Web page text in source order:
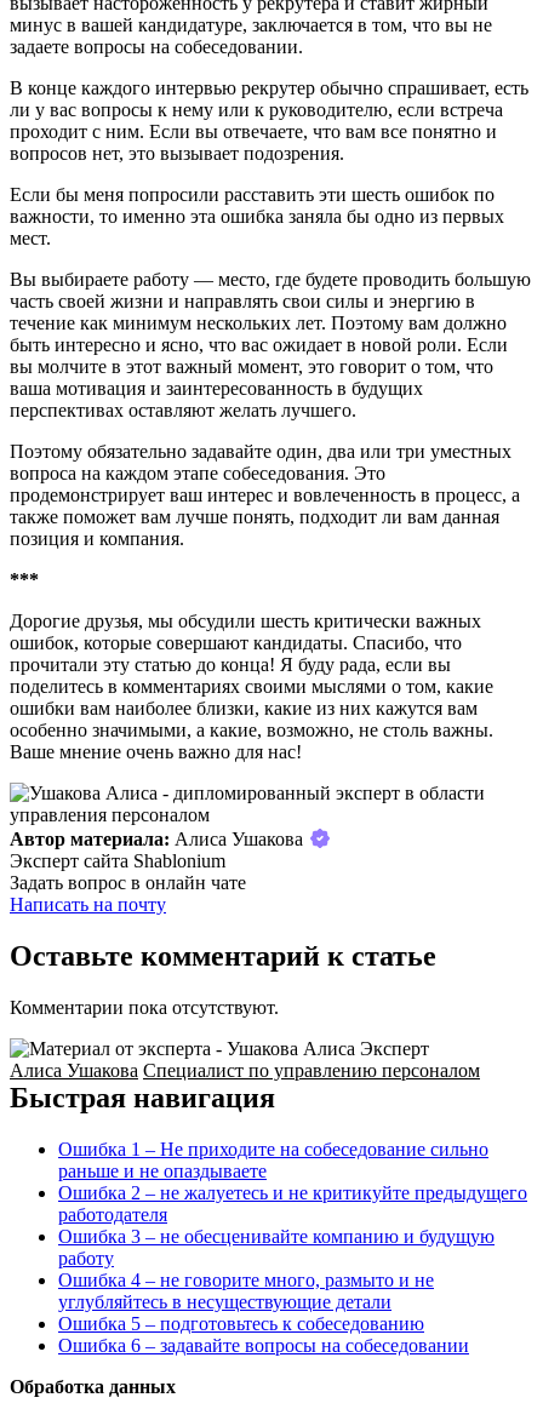
минус в вашей кандидатуре, заключается в том, что вы не
задаете вопросы на собеседовании.
В конце каждого интервью рекрутер обычно спрашивает, есть
ли у вас вопросы к нему или к руководителю, если встреча
проходит с ним. Если вы отвечаете, что вам все понятно и
вопросов нет, это вызывает подозрения.
Если бы меня попросили расставить эти шесть ошибок по
важности, то именно эта ошибка заняла бы одно из первых
мест.
Вы выбираете работу — место, где будете проводить большую
часть своей жизни и направлять свои силы и энергию в
течение как минимум нескольких лет. Поэтому вам должно
быть интересно и ясно, что вас ожидает в новой роли. Если
вы молчите в этот важный момент, это говорит о том, что
ваша мотивация и заинтересованность в будущих
перспективах оставляют желать лучшего.
Поэтому обязательно задавайте один, два или три уместных
вопроса на каждом этапе собеседования. Это
продемонстрирует ваш интерес и вовлеченность в процесс, а
также поможет вам лучше понять, подходит ли вам данная
позиция и компания.
***
Дорогие друзья, мы обсудили шесть критически важных
ошибок, которые совершают кандидаты. Спасибо, что
прочитали эту статью до конца! Я буду рада, если вы
поделитесь в комментариях своими мыслями о том, какие
ошибки вам наиболее близки, какие из них кажутся вам
особенно значимыми, а какие, возможно, не столь важны.
Ваше мнение очень важно для нас!
Автор материала: Алиса Ушакова
Эксперт сайта Shablonium
Задать вопрос в онлайн чате
Написать на почту
Оставьте комментарий к статье
Комментарии пока отсутствуют.
Эксперт
Алиса Ушакова Специалист по управлению персоналом
Быстрая навигация
Ошибка 1 – Не приходите на собеседование сильно
раньше и не опаздываете
Ошибка 2 – не жалуетесь и не критикуйте предыдущего
работодателя
Ошибка 3 – не обесценивайте компанию и будущую
работу
Ошибка 4 – не говорите много, размыто и не
углубляйтесь в несуществующие детали
Ошибка 5 – подготовьтесь к собеседованию
Ошибка 6 – задавайте вопросы на собеседовании
Обработка данных